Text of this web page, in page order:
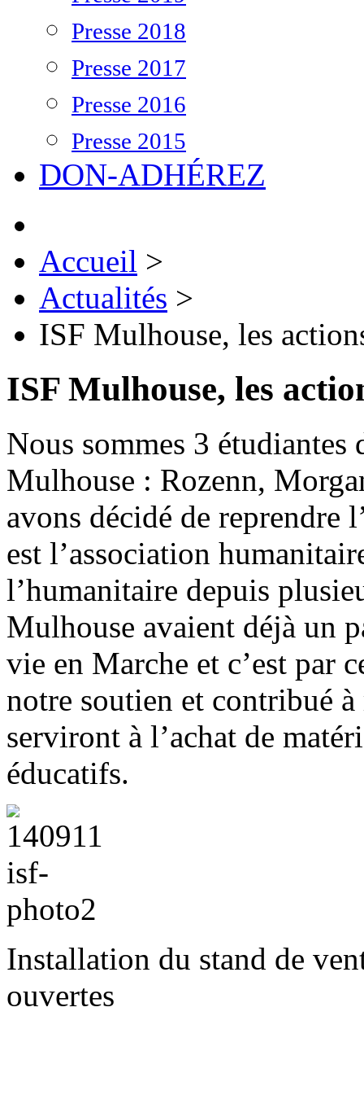
Presse 2018
Presse 2017
Presse 2016
Presse 2015
DON-ADHÉREZ
Accueil >
Actualités >
ISF Mulhouse, les
ISF Mulhouse, les
Nous sommes 3 étudiantes
Mulhouse : Rozenn,
avons décidé de reprendre
est l’association
l’humanitaire depuis
Mulhouse avaient déjà un
vie en Marche et c’est par
notre soutien et contribué
serviront à l’achat de
éducatifs.
Installation du stand de
ouvertes